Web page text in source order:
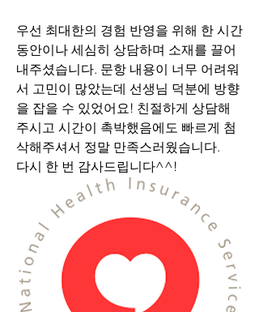
우선 최대한의 경험 반영을 위해 한 시간
동안이나 세심히 상담하며 소재를 끌어
내주셨습니다. 문항 내용이 너무 어려워
서 고민이 많았는데 선생님 덕분에 방향
을 잡을 수 있었어요! 친절하게 상담해
주시고 시간이 촉박했음에도 빠르게 첨
삭해주셔서 정말 만족스러웠습니다.
다시 한 번 감사드립니다^^!